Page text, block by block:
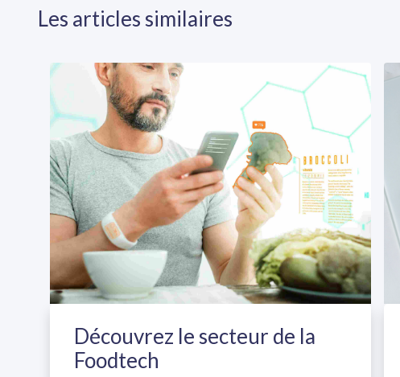
Les articles similaires
Découvrez le secteur de la
Foodtech